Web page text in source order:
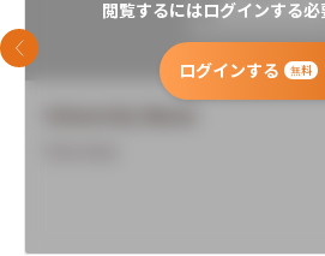
閲覧するにはログインする必
ログインする 無料
前のスライド